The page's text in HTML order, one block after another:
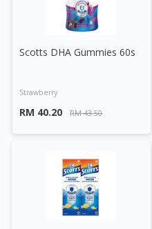
Scotts DHA Gummies 60s
Strawberry
RM 40.20 RM 43.50